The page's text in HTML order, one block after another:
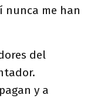
nunca me han
del
y a